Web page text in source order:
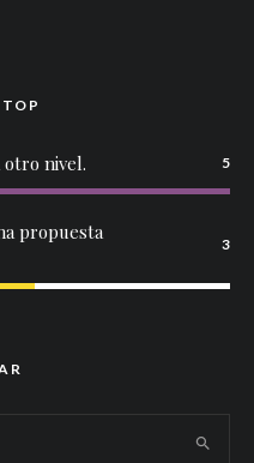
otro nivel. 5
propuesta
3